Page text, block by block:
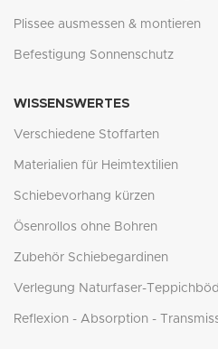
Plissee ausmessen & montieren
Befestigung Sonnenschutz
WISSENSWERTES
Verschiedene Stoffarten
Materialien für Heimtextilien
Schiebevorhang kürzen
Ösenrollos ohne Bohren
Zubehör Schiebegardinen
Verlegung Naturfaser-
Reflexion - Absorption -